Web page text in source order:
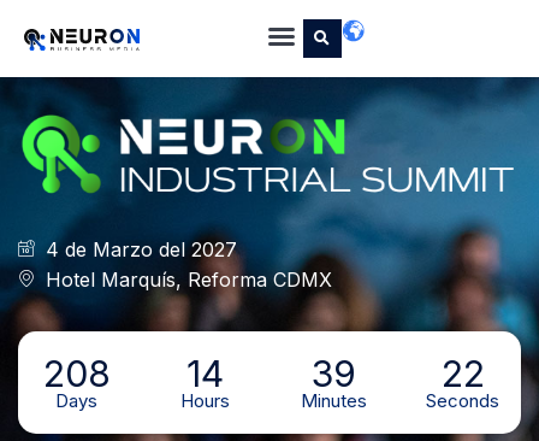
4 de Marzo del 2027
Hotel Marquís, Reforma CDMX
208
Days
14
Hours
39
Minutes
21
Seconds